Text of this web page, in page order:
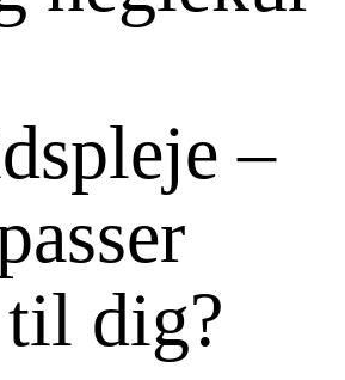
–
dig?